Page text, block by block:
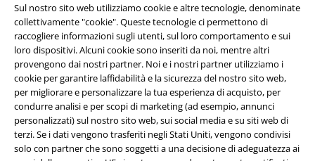
Sul nostro sito web utilizziamo cookie e altre tecnologie, denominate
collettivamente "cookie". Queste tecnologie ci permettono di
raccogliere informazioni sugli utenti, sul loro comportamento e sui
loro dispositivi. Alcuni cookie sono inseriti da noi, mentre altri
provengono dai nostri partner. Noi e i nostri partner utilizziamo i
cookie per garantire laffidabilità e la sicurezza del nostro sito web,
per migliorare e personalizzare la tua esperienza di acquisto, per
condurre analisi e per scopi di marketing (ad esempio, annunci
personalizzati) sul nostro sito web, sui social media e su siti web di
terzi. Se i dati vengono trasferiti negli Stati Uniti, vengono condivisi
solo con partner che sono soggetti a una decisione di adeguatezza ai
Info legali
Termini & Condizioni